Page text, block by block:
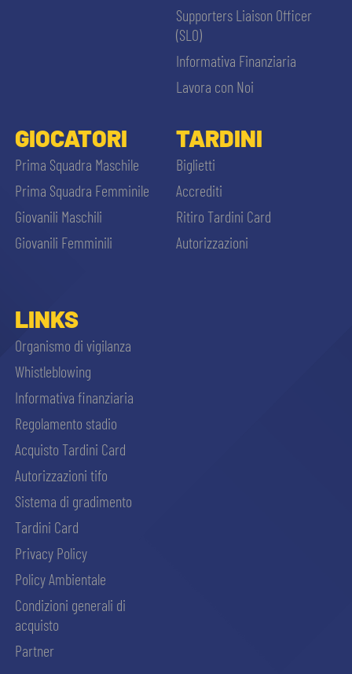
Supporters Liaison Officer
(SLO)
Informativa Finanziaria
Lavora con Noi
GIOCATORI
Prima Squadra Maschile
Prima Squadra Femminile
Giovanili Maschili
Giovanili Femminili
TARDINI
Biglietti
Accrediti
Ritiro Tardini Card
Autorizzazioni
LINKS
Organismo di vigilanza
Whistleblowing
Informativa finanziaria
Regolamento stadio
Acquisto Tardini Card
Autorizzazioni tifo
Sistema di gradimento
Tardini Card
Privacy Policy
Policy Ambientale
Condizioni generali di
acquisto
Partner